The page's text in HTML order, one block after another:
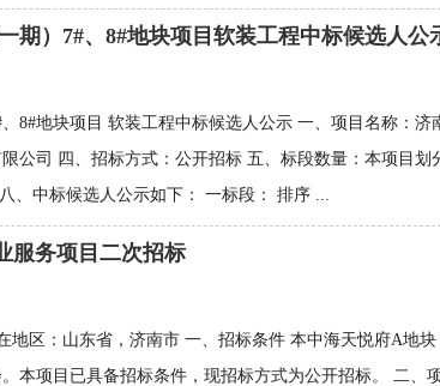
期）7#、8#地块项目软装工程中标候选人公
8#地块项目 软装工程中标候选人公示 一、项目名称：‌
公司 四、招标方式：公开招标 五、标段数量：本项目
、中标候选人公示如下： 一标段： 排序 ...
服务项目二次招标
在地区：山东省，济南市 一、招标条件 本中海天悦府A
本项目已具备招标条件，现招标方式为公开招标。 二